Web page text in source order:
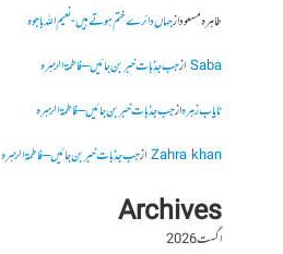
طاہرہ مسعودازجہاں دائرے ختم ہوتے ہیں- نعیم اللہ باجوہ
Sabaازجب جذبات خبر بن جائیں – فاطمۃالزہرہ
نایاب زہرہازجب جذبات خبر بن جائیں – فاطمۃالزہرہ
Zahra khanازجب جذبات خبر بن جائیں – فاطمۃالزہرہ
Archives
اگست 2026